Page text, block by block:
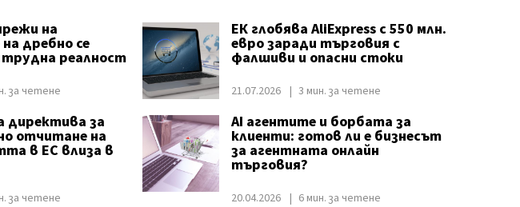
на
дребно се
реалност
за четене
ЕК глобява AliExpress с 550 млн.
евро заради търговия с
фалшиви и опасни стоки
21.07.2026 3 мин. за четене
директива за
отчитане на
в ЕС влиза в
за четене
AI агентите и борбата за
клиенти: готов ли е бизнесът
за агентната онлайн
търговия?
20.04.2026 6 мин. за четене